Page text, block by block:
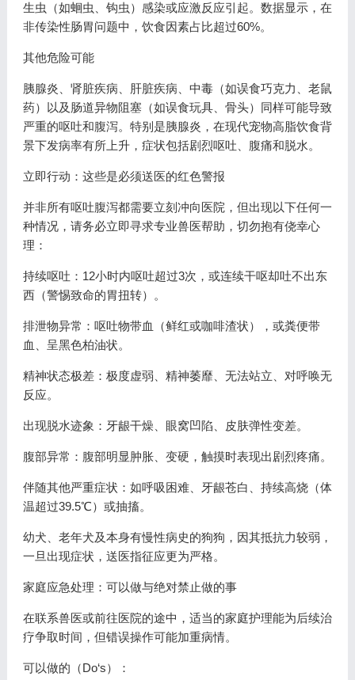
生虫（如蛔虫、钩虫）感染或应激反应引起。数据显示，在
非传染性肠胃问题中，饮食因素占比超过60%。
其他危险可能
胰腺炎、肾脏疾病、肝脏疾病、中毒（如误食巧克力、老鼠
药）以及肠道异物阻塞（如误食玩具、骨头）同样可能导致
严重的呕吐和腹泻。特别是胰腺炎，在现代宠物高脂饮食背
景下发病率有所上升，症状包括剧烈呕吐、腹痛和脱水。
立即行动：这些是必须送医的红色警报
并非所有呕吐腹泻都需要立刻冲向医院，但出现以下任何一
种情况，请务必立即寻求专业兽医帮助，切勿抱有侥幸心
理：
持续呕吐：12小时内呕吐超过3次，或连续干呕却吐不出东
西（警惕致命的胃扭转）。
排泄物异常：呕吐物带血（鲜红或咖啡渣状），或粪便带
血、呈黑色柏油状。
精神状态极差：极度虚弱、精神萎靡、无法站立、对呼唤无
反应。
出现脱水迹象：牙龈干燥、眼窝凹陷、皮肤弹性变差。
腹部异常：腹部明显肿胀、变硬，触摸时表现出剧烈疼痛。
伴随其他严重症状：如呼吸困难、牙龈苍白、持续高烧（体
温超过39.5℃）或抽搐。
幼犬、老年犬及本身有慢性病史的狗狗，因其抵抗力较弱，
一旦出现症状，送医指征应更为严格。
家庭应急处理：可以做与绝对禁止做的事
在联系兽医或前往医院的途中，适当的家庭护理能为后续治
疗争取时间，但错误操作可能加重病情。
可以做的（Do‘s）：